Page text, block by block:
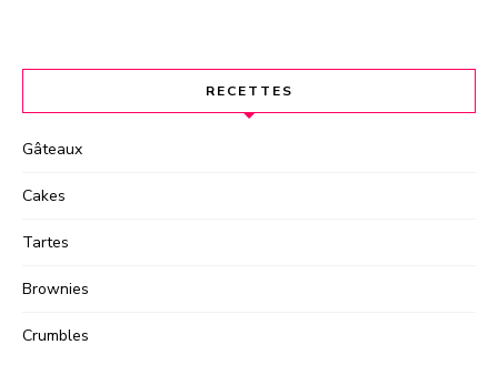
RECETTES
Gâteaux
Cakes
Tartes
Brownies
Crumbles